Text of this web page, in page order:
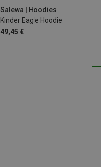
Salewa | Hoodies
Kinder Eagle Hoodie
49,45 €